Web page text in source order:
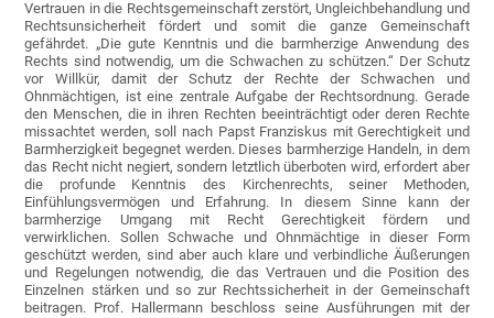
Vertrauen in die Rechtsgemeinschaft zerstört, Ungleichbehandlung und
Rechtsunsicherheit fördert und somit die ganze Gemeinschaft
gefährdet. „Die gute Kenntnis und die barmherzige Anwendung des
Rechts sind notwendig, um die Schwachen zu schützen.“ Der Schutz
vor Willkür, damit der Schutz der Rechte der Schwachen und
Ohnmächtigen, ist eine zentrale Aufgabe der Rechtsordnung. Gerade
den Menschen, die in ihren Rechten beeinträchtigt oder deren Rechte
missachtet werden, soll nach Papst Franziskus mit Gerechtigkeit und
Barmherzigkeit begegnet werden. Dieses barmherzige Handeln, in dem
das Recht nicht negiert, sondern letztlich überboten wird, erfordert aber
die profunde Kenntnis des Kirchenrechts, seiner Methoden,
Einfühlungsvermögen und Erfahrung. In diesem Sinne kann der
barmherzige Umgang mit Recht Gerechtigkeit fördern und
verwirklichen. Sollen Schwache und Ohnmächtige in dieser Form
geschützt werden, sind aber auch klare und verbindliche Äußerungen
und Regelungen notwendig, die das Vertrauen und die Position des
Einzelnen stärken und so zur Rechtssicherheit in der Gemeinschaft
beitragen. Prof. Hallermann beschloss seine Ausführungen mit der